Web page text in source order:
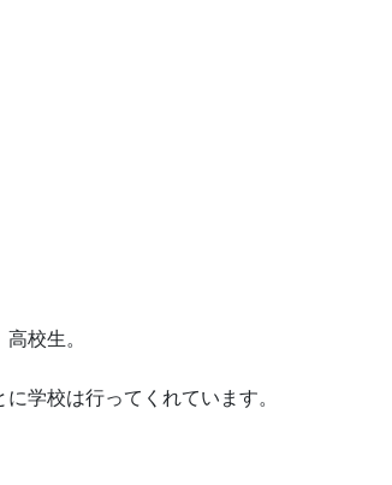
校生。
に学校は行ってくれています。